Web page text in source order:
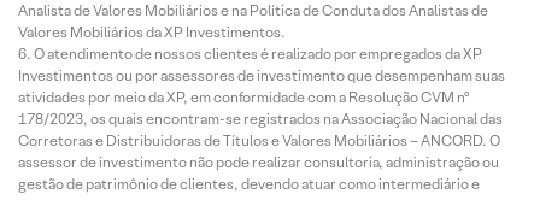
Analista de Valores Mobiliários e na Política de Conduta dos Analistas de
Valores Mobiliários da XP Investimentos.
O atendimento de nossos clientes é realizado por empregados da XP
Investimentos ou por assessores de investimento que desempenham suas
atividades por meio da XP, em conformidade com a Resolução CVM nº
178/2023, os quais encontram-se registrados na Associação Nacional das
Corretoras e Distribuidoras de Títulos e Valores Mobiliários – ANCORD. O
assessor de investimento não pode realizar consultoria, administração ou
gestão de patrimônio de clientes, devendo atuar como intermediário e